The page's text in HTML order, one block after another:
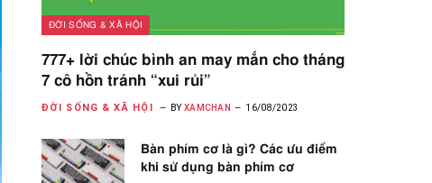
ĐỜI SỐNG & XÃ HỘI
777+ lời chúc bình an may mắn cho tháng
7 cô hồn tránh “xui rủi”
ĐỜI SỐNG & XÃ HỘI BY XAMCHAN 16/08/2023
Bàn phím cơ là gì? Các ưu điểm
khi sử dụng bàn phím cơ